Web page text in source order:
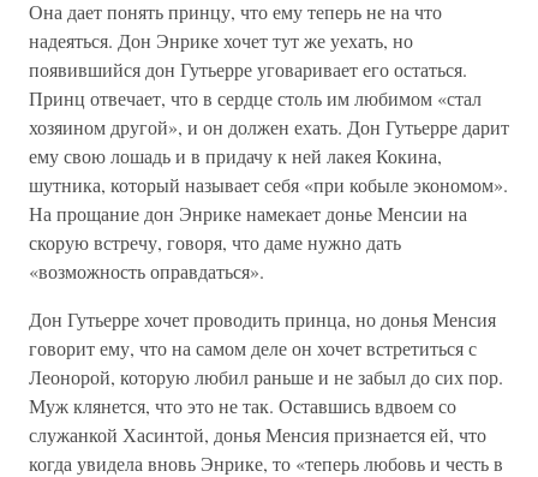
Она дает понять принцу, что ему теперь не на что
надеяться. Дон Энрике хочет тут же уехать, но
появившийся дон Гутьерре уговаривает его остаться.
Принц отвечает, что в сердце столь им любимом «стал
хозяином другой», и он должен ехать. Дон Гутьерре дарит
ему свою лошадь и в придачу к ней лакея Кокина,
шутника, который называет себя «при кобыле экономом».
На прощание дон Энрике намекает донье Менсии на
скорую встречу, говоря, что даме нужно дать
«возможность оправдаться».
Дон Гутьерре хочет проводить принца, но донья Менсия
говорит ему, что на самом деле он хочет встретиться с
Леонорой, которую любил раньше и не забыл до сих пор.
Муж клянется, что это не так. Оставшись вдвоем со
служанкой Хасинтой, донья Менсия признается ей, что
когда увидела вновь Энрике, то «теперь любовь и честь в